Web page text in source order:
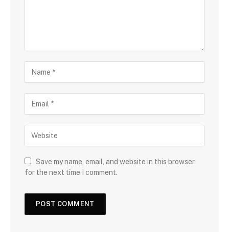
Save my name, email, and website in this browser
for the next time I comment.